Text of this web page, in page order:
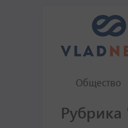
Общество